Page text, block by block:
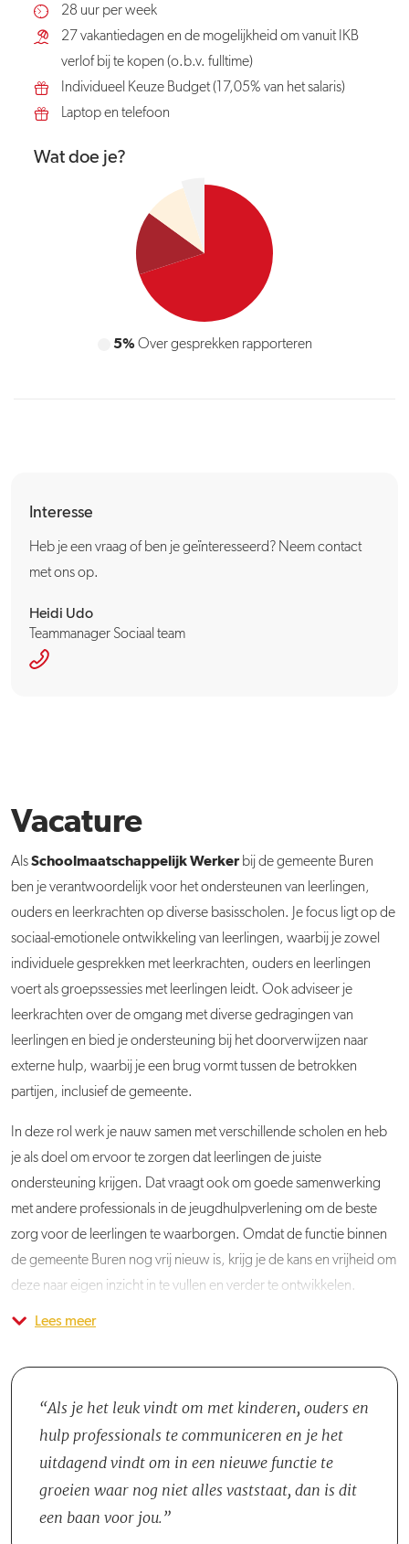
28 uur per week
27 vakantiedagen en de mogelijkheid om vanuit IKB
verlof bij te kopen (o.b.v. fulltime)
Individueel Keuze Budget (17,05% van het salaris)
Laptop en telefoon
Wat doe je?
5% Over gesprekken rapporteren
Interesse
Heb je een vraag of ben je geïnteresseerd? Neem contact
met ons op.
Heidi Udo
Teammanager Sociaal team
Vacature
AlsSchoolmaatschappelijk Werkerbij de gemeente Buren
ben je verantwoordelijk voor het ondersteunen van leerlingen,
ouders en leerkrachten op diverse basisscholen. Je focus ligt op de
sociaal-emotionele ontwikkeling van leerlingen, waarbij je zowel
individuele gesprekken met leerkrachten, ouders en leerlingen
voert als groepssessies met leerlingen leidt. Ook adviseer je
leerkrachten over de omgang met diverse gedragingen van
leerlingen en bied je ondersteuning bij het doorverwijzen naar
externe hulp, waarbij je een brug vormt tussen de betrokken
partijen, inclusief de gemeente.
In deze rol werk je nauw samen met verschillende scholen en heb
je als doel om ervoor te zorgen dat leerlingen de juiste
ondersteuning krijgen. Dat vraagt ook om goede samenwerking
met andere professionals in de jeugdhulpverlening om de beste
zorg voor de leerlingen te waarborgen. Omdat de functie binnen
de gemeente Buren nog vrij nieuw is, krijg je de kans en vrijheid om
deze naar eigen inzicht in te vullen en verder te ontwikkelen.
Je komt terecht in het Sociaal team, dat bestaat uit twee
Hoewel je voornamelijk zelfstandig op scholen werkt, ben je een
integraal onderdeel van het team en hebben jullie periodiek
overleggen met elkaar.
Lees meer
Als je het leuk vindt om met kinderen, ouders en
hulp professionals te communiceren en je het
uitdagend vindt om in een nieuwe functie te
groeien waar nog niet alles vaststaat, dan is dit
een baan voor jou.